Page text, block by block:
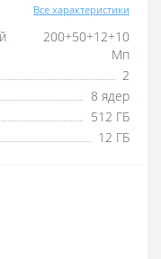
Все характеристики
200+50+12+10
Мп
2
8 ядер
512 ГБ
12 ГБ